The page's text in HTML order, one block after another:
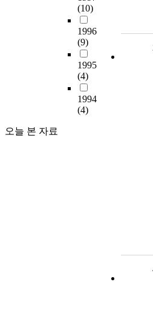
(10)
1996
(9)
1995
(4)
1994
(4)
오늘 본 자료